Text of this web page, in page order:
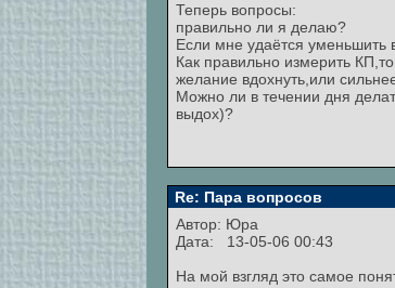
Теперь вопросы:
правильно ли я делаю?
Если мне удаётся уменьшить
Как правильно измерить
желание вдохнуть,или
Можно ли в течении дня
выдох)?
Re: Пара вопросов
Автор: Юра
Дата: 13-05-06 00:43
На мой взгляд это самое